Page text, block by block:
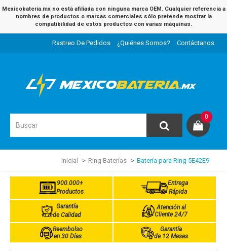
Mexicobateria.mx no está afiliada con ninguna marca OEM. Cualquier referencia a
nombres de productos o marcas comerciales sólo pretende mostrar la
compatibilidad de estos productos con varias máquinas.
Rastreo De Pedidos ¿Quiénes Somos? Contáctanos
0
Inicial Ring Baterías Batería para Ring 5E42E9
900.000+
Productos
Entrega
Rápida
Garantía
de Calidad
Atención al
Cliente 24/7
Reembolso
en 30 Días
Garantía
de 12 Meses